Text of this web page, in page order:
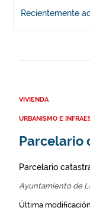
Recientemente
VIVIENDA
URBANISMO E
Parcelario
Parcelario
Ayuntamiento de
Última